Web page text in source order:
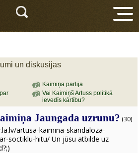
un diskusijas
Kaimiņa partija
Vai Kaimiņš Artuss politikā
ievedīs kārtību?
Jaungada uzrunu? (30)
artusa-kaimina-skandaloza-
soctiklu-hitu/ Un jūsu atbilde uz